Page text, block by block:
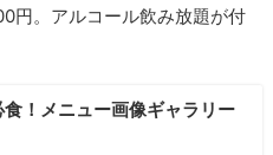
円。アルコール飲み放題が付
！メニュー画像ギャラリー